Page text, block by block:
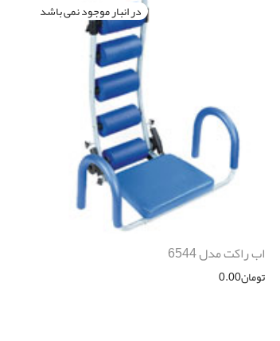
اب راکت مدل 6544
تومان0.00